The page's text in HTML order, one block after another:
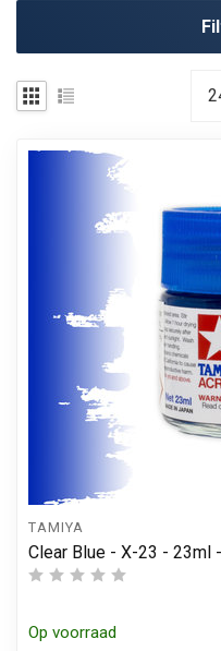
TAMIYA
Clear Blue - X-23 - 23ml
Op voorraad